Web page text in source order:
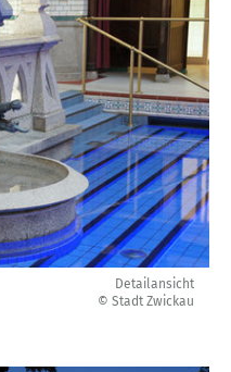
Detailansicht
© Stadt Zwickau